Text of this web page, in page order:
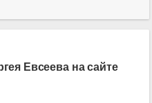
Евсеева на сайте